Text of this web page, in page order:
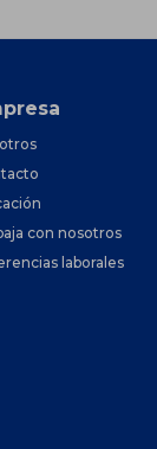
con nosotros
laborales